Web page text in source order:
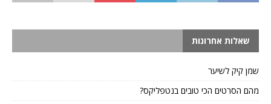
שאלות אחרונות
שמן קיק לשיער
מהם הסרטים הכי טובים בנטפליקס?